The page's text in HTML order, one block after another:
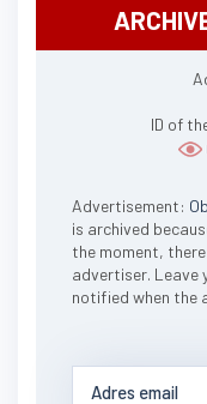
ID of
Advertisement:
is archived
the moment,
advertiser. Leave
notified when the